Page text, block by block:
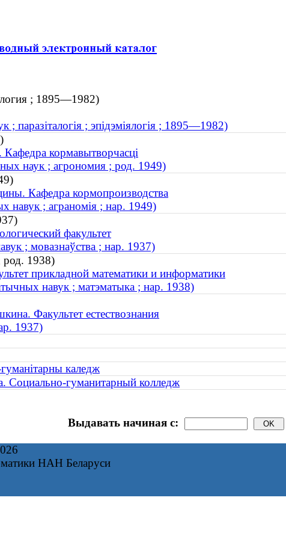
; 1895—1982)
паразіталогія ; эпідэміялогія ; 1895—1982)
кормавытворчасці
наук ; агрономия ; род. 1949)
Кафедра кормопроизводства
навук ; аграномія ; нар. 1949)
факультет
; мовазнаўства ; нар. 1937)
род. 1938)
прикладной математики и информатики
навук ; матэматыка ; нар. 1938)
Факультет естествознания
1937)
каледж
Социально-гуманитарный колледж
Выдавать начиная с:
НАН Беларуси